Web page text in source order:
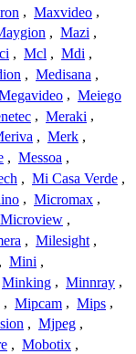
, Maxvideo ,
, Mazi ,
, Mcl , Mdi ,
, Medisana ,
, Meiego
, Meraki ,
, Merk ,
, Messoa ,
, Mi Casa Verde ,
, Micromax ,
Microview ,
, Milesight ,
, Mini ,
Minking , Minnray ,
, Mipcam , Mips ,
, Mjpeg ,
, Mobotix ,